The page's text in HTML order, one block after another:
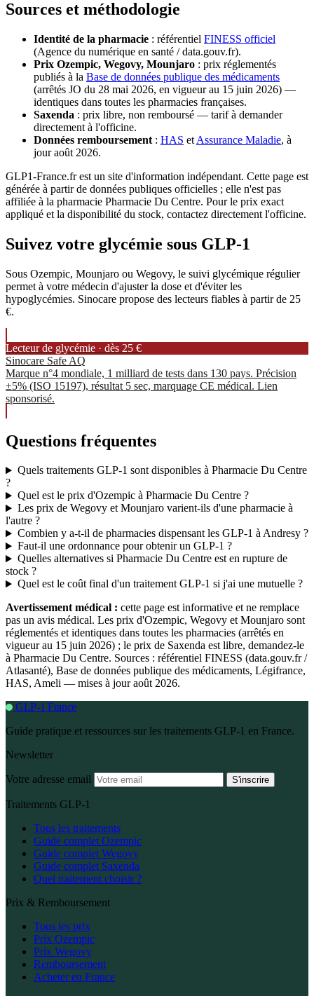
Sources et méthodologie
Identité de la pharmacie : référentiel FINESS officiel
(Agence du numérique en santé / data.gouv.fr).
Prix Ozempic, Wegovy, Mounjaro : prix réglementés
publiés à la Base de données publique des médicaments
(arrêtés JO du 28 mai 2026, en vigueur au 15 juin 2026) —
identiques dans toutes les pharmacies françaises.
Saxenda : prix libre, non remboursé — tarif à demander
directement à l'officine.
Données remboursement : HAS et Assurance Maladie, à
jour août 2026.
GLP1-France.fr est un site d'information indépendant. Cette page est
générée à partir de données publiques officielles ; elle n'est pas
affiliée à la pharmacie Pharmacie Du Centre. Pour le prix exact
appliqué et la disponibilité du stock, contactez directement l'officine.
Suivez votre glycémie sous GLP-1
Sous Ozempic, Mounjaro ou Wegovy, le suivi glycémique régulier
permet à votre médecin d'ajuster la dose et d'éviter les
hypoglycémies. Sinocare propose des lecteurs fiables à partir de 25
€.
Lecteur de glycémie · dès 25 €
Sinocare Safe AQ
Marque n°4 mondiale, 1 milliard de tests dans 130 pays. Précision
±5% (ISO 15197), résultat 5 sec, marquage CE médical. Lien
sponsorisé.
Questions fréquentes
Quels traitements GLP-1 sont disponibles à Pharmacie Du Centre
?
Quel est le prix d'Ozempic à Pharmacie Du Centre ?
Les prix de Wegovy et Mounjaro varient-ils d'une pharmacie à
l'autre ?
Combien y a-t-il de pharmacies dispensant les GLP-1 à Andresy ?
Faut-il une ordonnance pour obtenir un GLP-1 ?
Quelles alternatives si Pharmacie Du Centre est en rupture de
stock ?
Quel est le coût final d'un traitement GLP-1 si j'ai une mutuelle ?
Avertissement médical : cette page est informative et ne remplace
pas un avis médical. Les prix d'Ozempic, Wegovy et Mounjaro sont
réglementés et identiques dans toutes les pharmacies (arrêtés en
vigueur au 15 juin 2026) ; le prix de Saxenda est libre, demandez-le
à Pharmacie Du Centre. Sources : référentiel FINESS (data.gouv.fr /
Atlasanté), Base de données publique des médicaments, Légifrance,
HAS, Ameli — mises à jour août 2026.
GLP-1 France
Guide pratique et ressources sur les traitements GLP-1 en France.
Newsletter
Votre adresse email S'inscrire
Traitements GLP-1
Tous les traitements
Guide complet Ozempic
Guide complet Wegovy
Guide complet Saxenda
Quel traitement choisir ?
Prix & Remboursement
Tous les prix
Prix Ozempic
Prix Wegovy
Remboursement
Acheter en France